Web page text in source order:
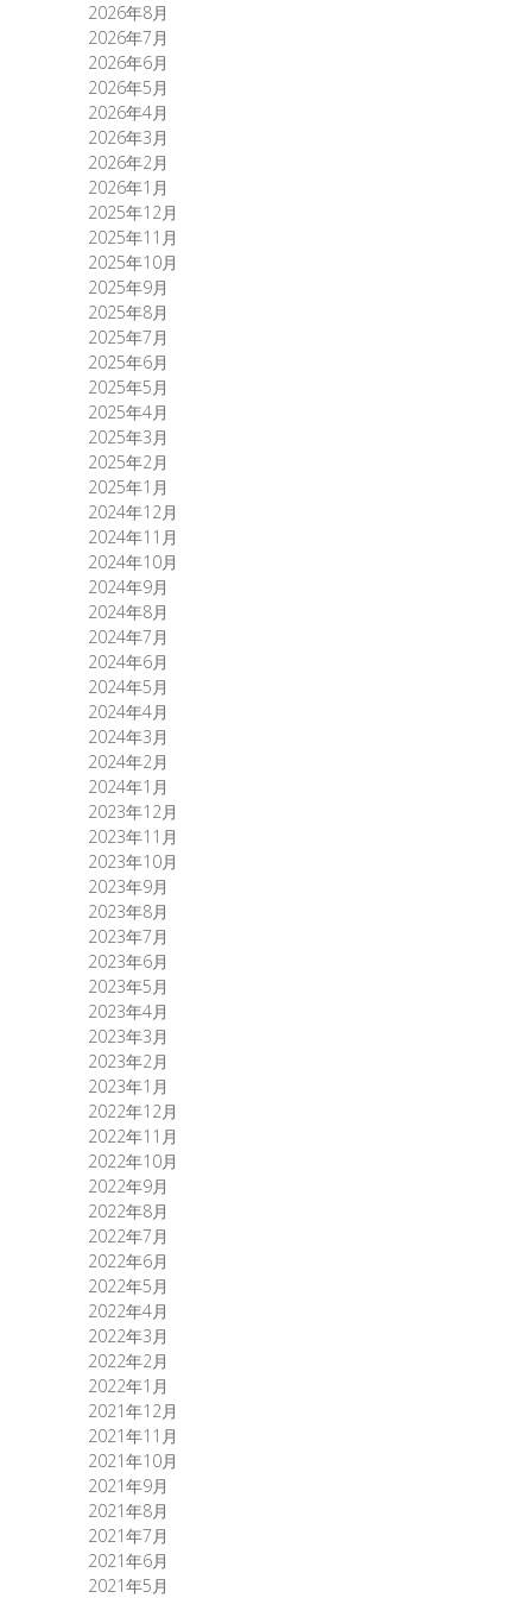
2026年8月
2026年7月
2026年6月
2026年5月
2026年4月
2026年3月
2026年2月
2026年1月
2025年12月
2025年11月
2025年10月
2025年9月
2025年8月
2025年7月
2025年6月
2025年5月
2025年4月
2025年3月
2025年2月
2025年1月
2024年12月
2024年11月
2024年10月
2024年9月
2024年8月
2024年7月
2024年6月
2024年5月
2024年4月
2024年3月
2024年2月
2024年1月
2023年12月
2023年11月
2023年10月
2023年9月
2023年8月
2023年7月
2023年6月
2023年5月
2023年4月
2023年3月
2023年2月
2023年1月
2022年12月
2022年11月
2022年10月
2022年9月
2022年8月
2022年7月
2022年6月
2022年5月
2022年4月
2022年3月
2022年2月
2022年1月
2021年12月
2021年11月
2021年10月
2021年9月
2021年8月
2021年7月
2021年6月
2021年5月